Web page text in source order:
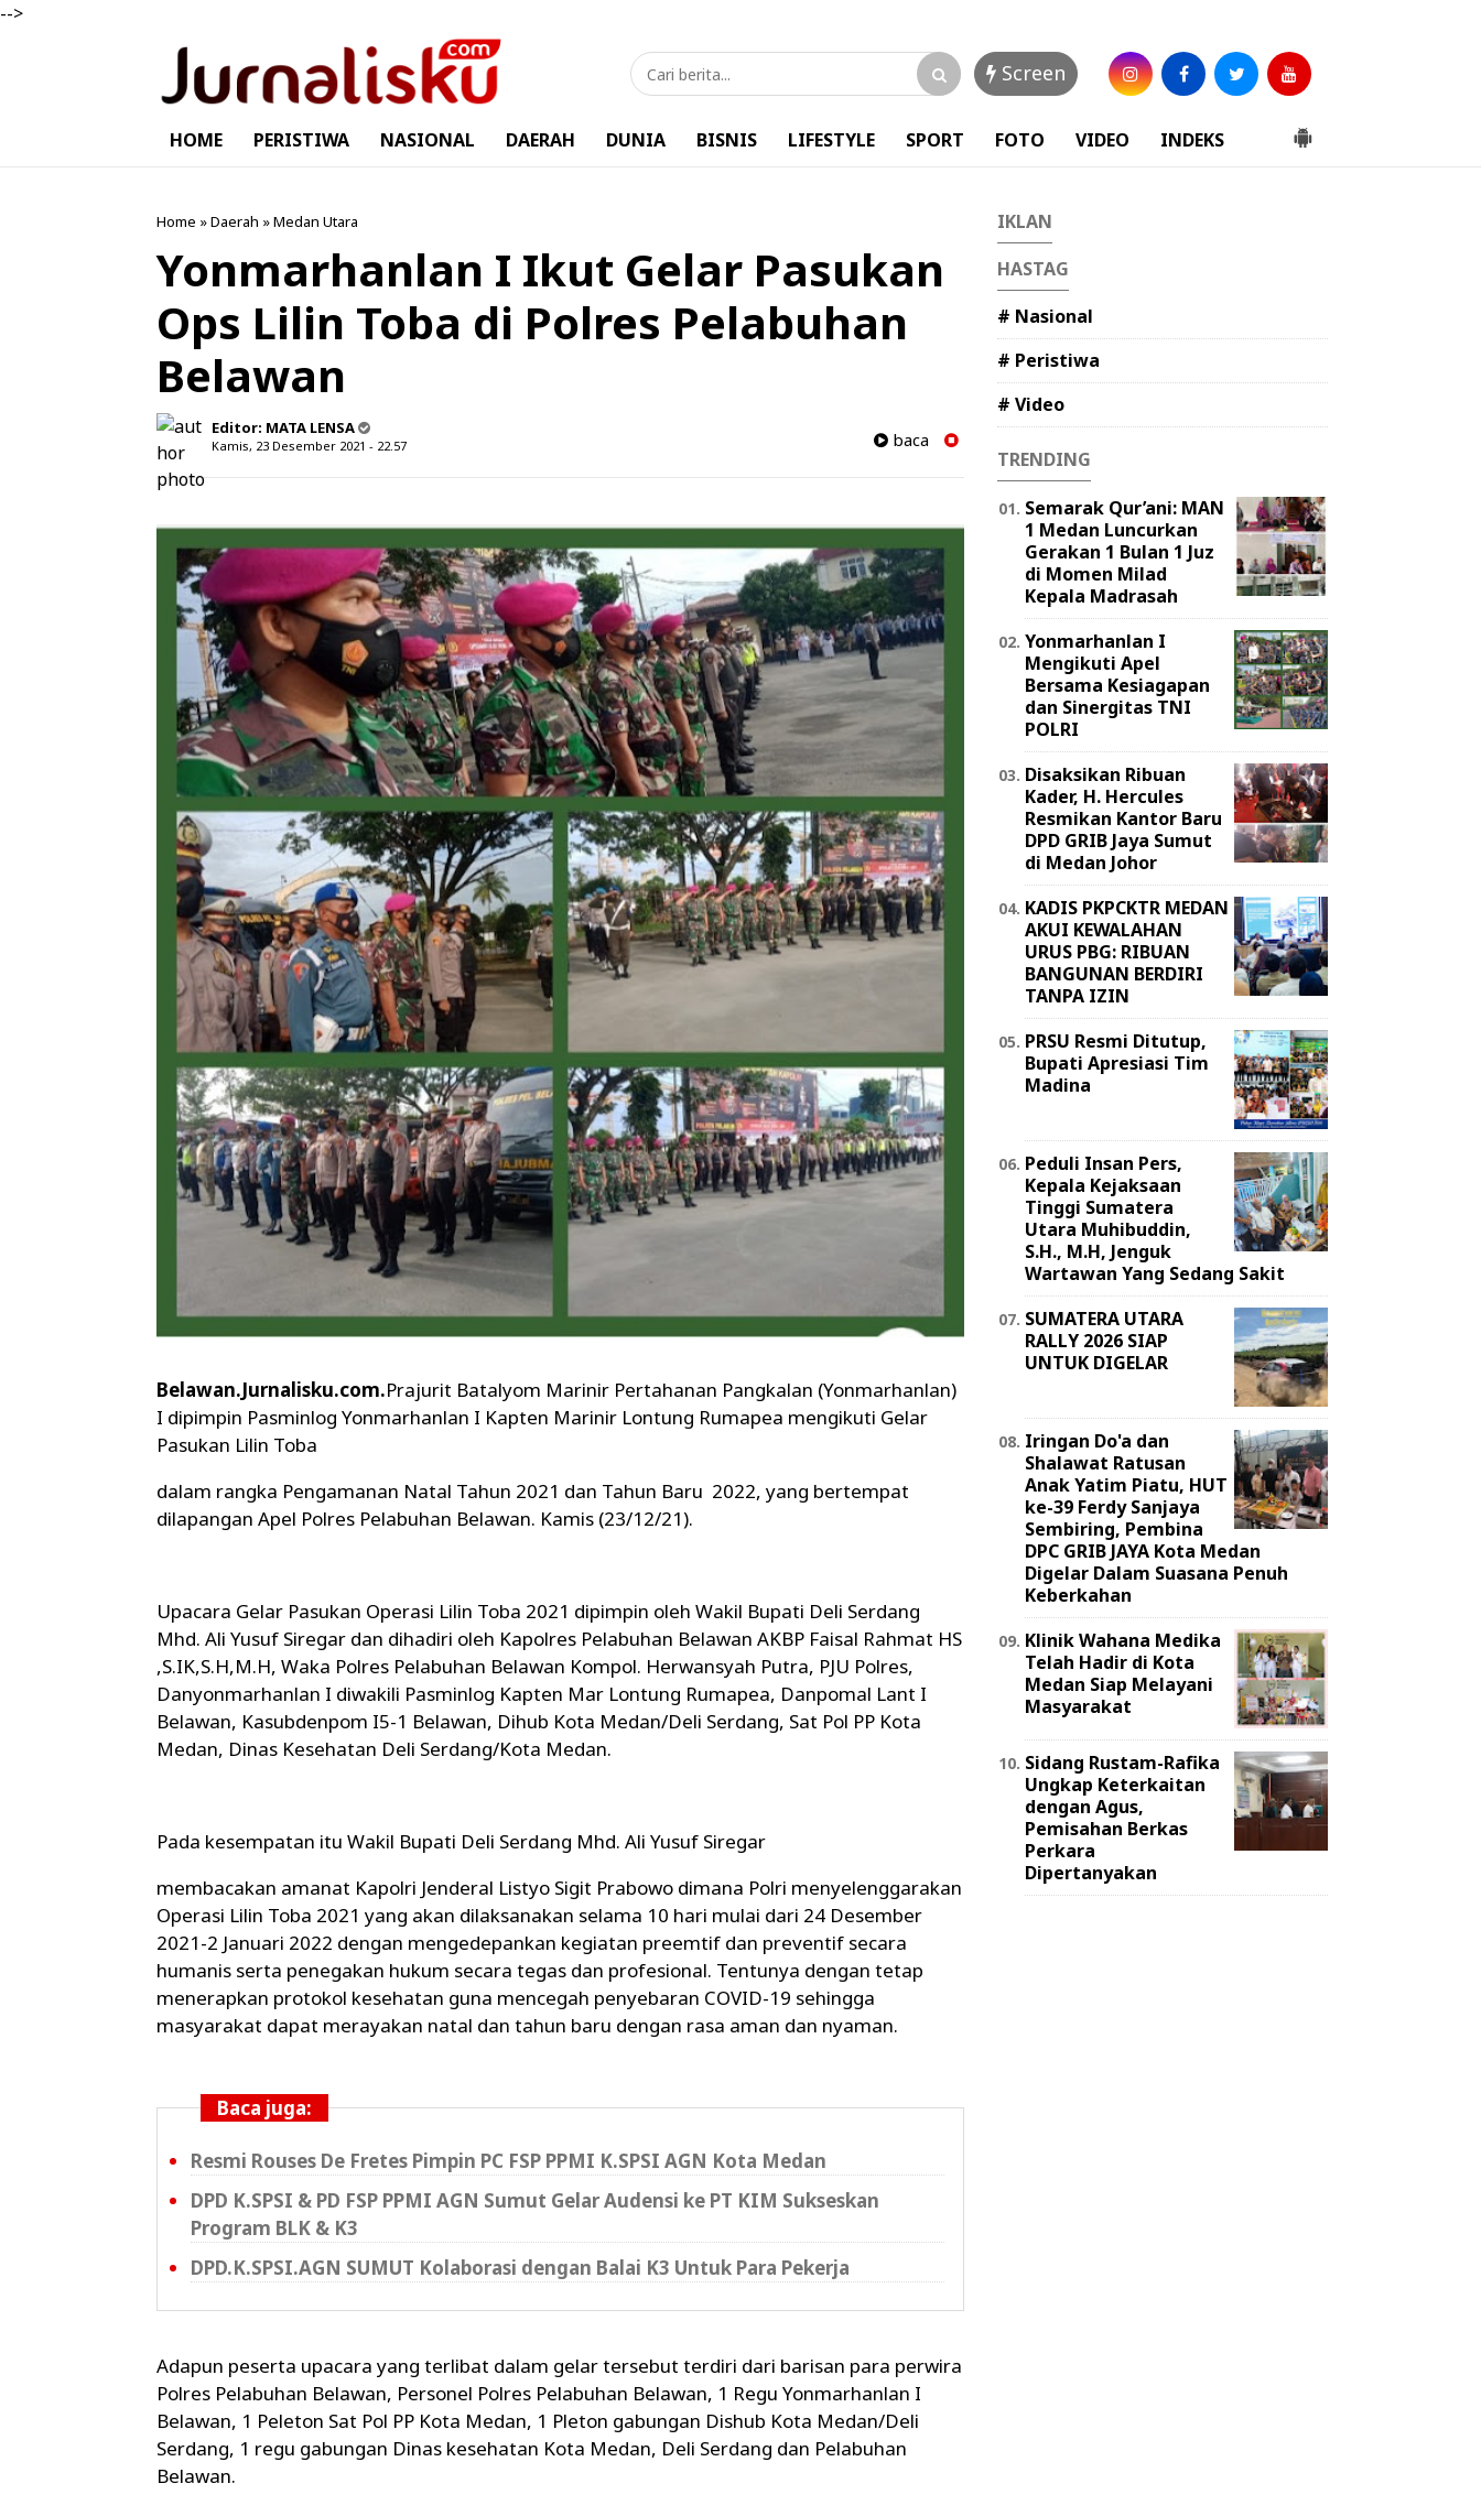
-->
Screen
HOME PERISTIWA NASIONAL DAERAH DUNIA BISNIS LIFESTYLE SPORT FOTO VIDEO INDEKS
Home »Daerah »Medan Utara
Yonmarhanlan I Ikut Gelar Pasukan
Ops Lilin Toba di Polres Pelabuhan
Belawan
Editor: MATA LENSA
Kamis, 23 Desember 2021 - 22.57 baca
Belawan.Jurnalisku.com.Prajurit Batalyom Marinir Pertahanan Pangkalan (Yonmarhanlan)
I dipimpin Pasminlog Yonmarhanlan I Kapten Marinir Lontung Rumapea mengikuti Gelar
Pasukan Lilin Toba
dalam rangka Pengamanan Natal Tahun 2021 dan Tahun Baru 2022, yang bertempat
dilapangan Apel Polres Pelabuhan Belawan. Kamis (23/12/21).
Upacara Gelar Pasukan Operasi Lilin Toba 2021 dipimpin oleh Wakil Bupati Deli Serdang
Mhd. Ali Yusuf Siregar dan dihadiri oleh Kapolres Pelabuhan Belawan AKBP Faisal Rahmat HS
,S.IK,S.H,M.H, Waka Polres Pelabuhan Belawan Kompol. Herwansyah Putra, PJU Polres,
Danyonmarhanlan I diwakili Pasminlog Kapten Mar Lontung Rumapea, Danpomal Lant I
Belawan, Kasubdenpom I5-1 Belawan, Dihub Kota Medan/Deli Serdang, Sat Pol PP Kota
Medan, Dinas Kesehatan Deli Serdang/Kota Medan.
Pada kesempatan itu Wakil Bupati Deli Serdang Mhd. Ali Yusuf Siregar
membacakan amanat Kapolri Jenderal Listyo Sigit Prabowo dimana Polri menyelenggarakan
Operasi Lilin Toba 2021 yang akan dilaksanakan selama 10 hari mulai dari 24 Desember
2021-2 Januari 2022 dengan mengedepankan kegiatan preemtif dan preventif secara
humanis serta penegakan hukum secara tegas dan profesional. Tentunya dengan tetap
menerapkan protokol kesehatan guna mencegah penyebaran COVID-19 sehingga
masyarakat dapat merayakan natal dan tahun baru dengan rasa aman dan nyaman.
Baca juga:
Resmi Rouses De Fretes Pimpin PC FSP PPMI K.SPSI AGN Kota Medan
DPD K.SPSI & PD FSP PPMI AGN Sumut Gelar Audensi ke PT KIM Sukseskan
Program BLK & K3
DPD.K.SPSI.AGN SUMUT Kolaborasi dengan Balai K3 Untuk Para Pekerja
Adapun peserta upacara yang terlibat dalam gelar tersebut terdiri dari barisan para perwira
Polres Pelabuhan Belawan, Personel Polres Pelabuhan Belawan, 1 Regu Yonmarhanlan I
Belawan, 1 Peleton Sat Pol PP Kota Medan, 1 Pleton gabungan Dishub Kota Medan/Deli
Serdang, 1 regu gabungan Dinas kesehatan Kota Medan, Deli Serdang dan Pelabuhan
Belawan.
IKLAN
HASTAG
# Nasional
# Peristiwa
# Video
TRENDING
Semarak Qur’ani: MAN
1 Medan Luncurkan
Gerakan 1 Bulan 1 Juz
di Momen Milad
Kepala Madrasah
Yonmarhanlan I
Mengikuti Apel
Bersama Kesiagapan
dan Sinergitas TNI
POLRI
Disaksikan Ribuan
Kader, H. Hercules
Resmikan Kantor Baru
DPD GRIB Jaya Sumut
di Medan Johor
KADIS PKPCKTR MEDAN
AKUI KEWALAHAN
URUS PBG: RIBUAN
BANGUNAN BERDIRI
TANPA IZIN
PRSU Resmi Ditutup,
Bupati Apresiasi Tim
Madina
Peduli Insan Pers,
Kepala Kejaksaan
Tinggi Sumatera
Utara Muhibuddin,
S.H., M.H, Jenguk
Wartawan Yang Sedang Sakit
SUMATERA UTARA
RALLY 2026 SIAP
UNTUK DIGELAR
Iringan Do'a dan
Shalawat Ratusan
Anak Yatim Piatu, HUT
ke-39 Ferdy Sanjaya
Sembiring, Pembina
DPC GRIB JAYA Kota Medan
Digelar Dalam Suasana Penuh
Keberkahan
Klinik Wahana Medika
Telah Hadir di Kota
Medan Siap Melayani
Masyarakat
Sidang Rustam-Rafika
Ungkap Keterkaitan
dengan Agus,
Pemisahan Berkas
Perkara
Dipertanyakan